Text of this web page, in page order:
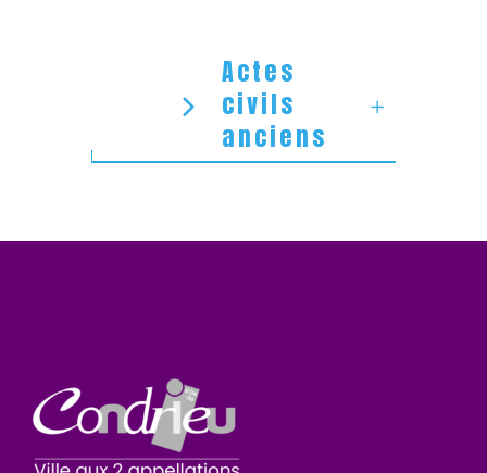
Actes
civils
anciens